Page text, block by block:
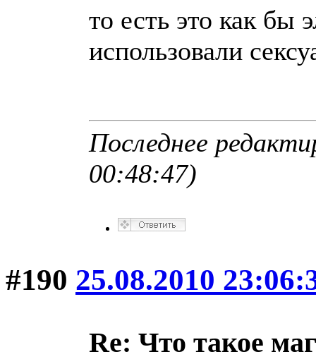
то есть это как бы
использовали
Последнее
00:48:47)
#190 25.08.2010
Re: Что такое